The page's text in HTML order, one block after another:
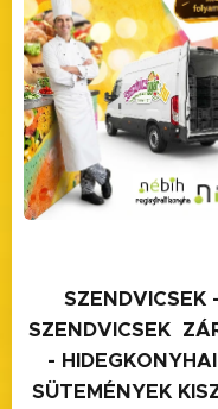
SZENDVICSEK
-
SÜTEMÉNYEK